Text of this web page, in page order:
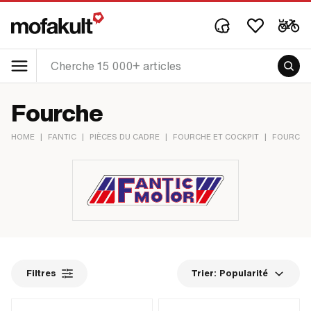
Fourche
HOME | FANTIC | PIÈCES DU CADRE | FOURCHE ET COCKPIT | FOURCHE
Filtres Trier: Popularité